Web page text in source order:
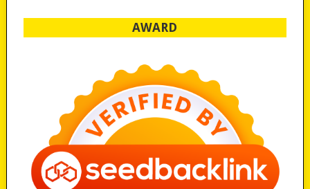
AWARD